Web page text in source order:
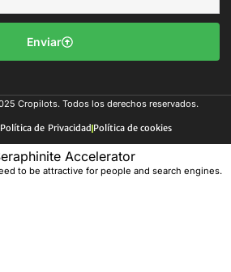
Enviar
Cropilots. Todos los derechos reservados.
Política de Privacidad Política de cookies
Accelerator
to be attractive for people and search engines.